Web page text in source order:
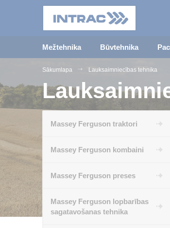
Mežtehnika Būvtehnika
Sākumlapa Lauksaimniecības tehnika
Massey Ferguson traktori
Massey Ferguson kombaini
Massey Ferguson preses
Massey Ferguson lopbarības
sagatavošanas tehnika